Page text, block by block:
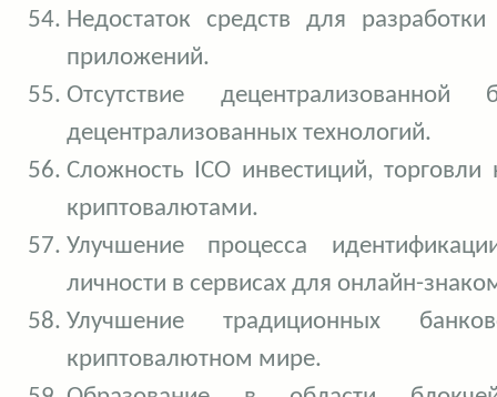
Недостаток средств для разработки
приложений.
Отсутствие
децентрализованных технологий.
Сложность ICO инвестиций,
криптовалютами.
Улучшение процесса
личности в сервисах для онлайн-
Улучшение традиционных
криптовалютном мире.